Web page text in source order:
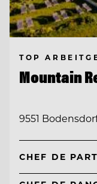
TOP
Mountain
9551
CHEF DE